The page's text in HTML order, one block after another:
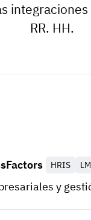
RR. HH.
HRIS
y